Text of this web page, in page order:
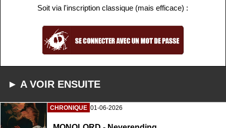
Soit via l'inscription classique (mais efficace) :
► A VOIR ENSUITE
CHRONIQUE 01-06-2026